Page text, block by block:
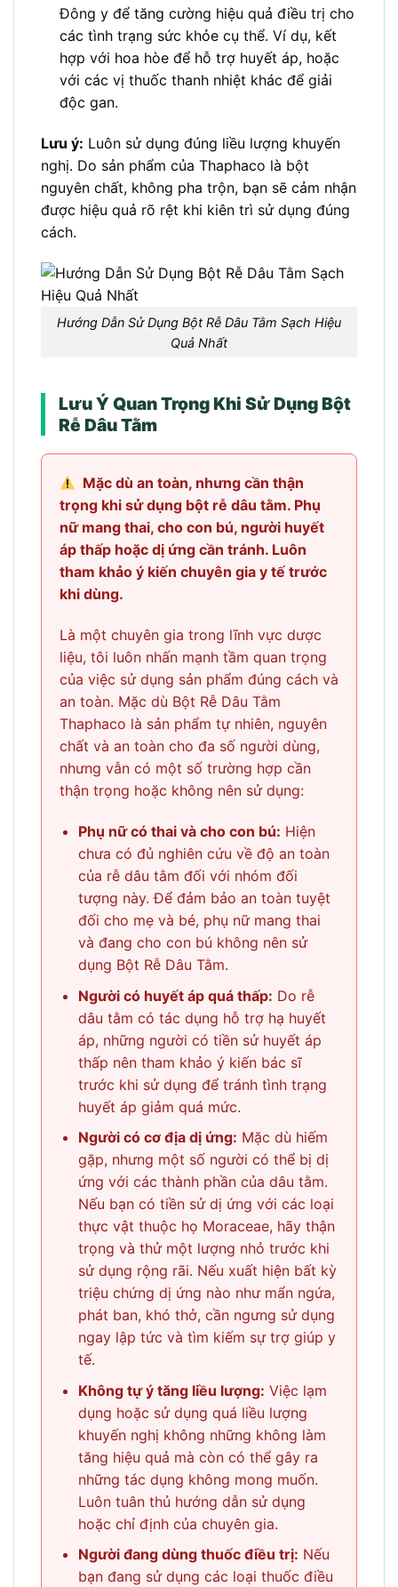
Đông y để tăng cường hiệu quả điều trị cho
các tình trạng sức khỏe cụ thể. Ví dụ, kết
hợp với hoa hòe để hỗ trợ huyết áp, hoặc
với các vị thuốc thanh nhiệt khác để giải
độc gan.
Lưu ý: Luôn sử dụng đúng liều lượng khuyến
nghị. Do sản phẩm của Thaphaco là bột
nguyên chất, không pha trộn, bạn sẽ cảm nhận
được hiệu quả rõ rệt khi kiên trì sử dụng đúng
cách.
Hướng Dẫn Sử Dụng Bột Rễ Dâu Tằm Sạch Hiệu
Quả Nhất
Lưu Ý Quan Trọng Khi Sử Dụng Bột
Rễ Dâu Tằm
Mặc dù an toàn, nhưng cần thận
trọng khi sử dụng bột rễ dâu tằm. Phụ
nữ mang thai, cho con bú, người huyết
áp thấp hoặc dị ứng cần tránh. Luôn
tham khảo ý kiến chuyên gia y tế trước
khi dùng.
Là một chuyên gia trong lĩnh vực dược
liệu, tôi luôn nhấn mạnh tầm quan trọng
của việc sử dụng sản phẩm đúng cách và
an toàn. Mặc dù Bột Rễ Dâu Tằm
Thaphaco là sản phẩm tự nhiên, nguyên
chất và an toàn cho đa số người dùng,
nhưng vẫn có một số trường hợp cần
thận trọng hoặc không nên sử dụng:
Phụ nữ có thai và cho con bú: Hiện
chưa có đủ nghiên cứu về độ an toàn
của rễ dâu tằm đối với nhóm đối
tượng này. Để đảm bảo an toàn tuyệt
đối cho mẹ và bé, phụ nữ mang thai
và đang cho con bú không nên sử
dụng Bột Rễ Dâu Tằm.
Người có huyết áp quá thấp: Do rễ
dâu tằm có tác dụng hỗ trợ hạ huyết
áp, những người có tiền sử huyết áp
thấp nên tham khảo ý kiến bác sĩ
trước khi sử dụng để tránh tình trạng
huyết áp giảm quá mức.
Người có cơ địa dị ứng: Mặc dù hiếm
gặp, nhưng một số người có thể bị dị
ứng với các thành phần của dâu tằm.
Nếu bạn có tiền sử dị ứng với các loại
thực vật thuộc họ Moraceae, hãy thận
trọng và thử một lượng nhỏ trước khi
sử dụng rộng rãi. Nếu xuất hiện bất kỳ
triệu chứng dị ứng nào như mẩn ngứa,
phát ban, khó thở, cần ngưng sử dụng
ngay lập tức và tìm kiếm sự trợ giúp y
tế.
Không tự ý tăng liều lượng: Việc lạm
dụng hoặc sử dụng quá liều lượng
khuyến nghị không những không làm
tăng hiệu quả mà còn có thể gây ra
những tác dụng không mong muốn.
Luôn tuân thủ hướng dẫn sử dụng
hoặc chỉ định của chuyên gia.
Người đang dùng thuốc điều trị: Nếu
bạn đang sử dụng các loại thuốc điều